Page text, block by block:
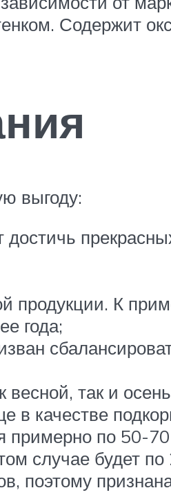
Содержит
выгоду:
продукции. К
года;
весной, так и
в качестве
примерно по 50-
случае будет
поэтому